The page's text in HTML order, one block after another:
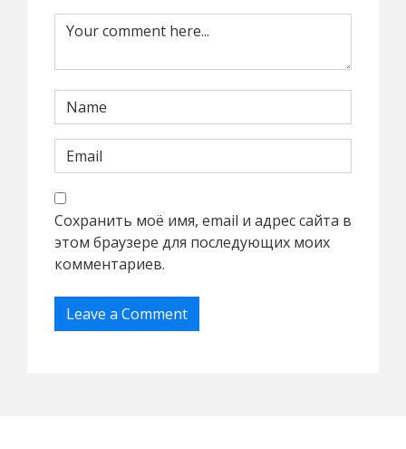
Сохранить моё имя, email и адрес сайта в
этом браузере для последующих моих
комментариев.